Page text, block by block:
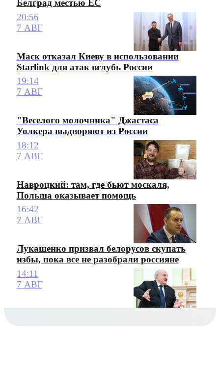
Белград местью ЕС
20:56
7 АВГ
Маск отказал Киеву в использовании
Starlink для атак вглубь России
19:14
7 АВГ
"Веселого молочника" Джастаса
Уолкера выдворяют из России
18:12
7 АВГ
Навроцкий: там, где бьют москаля,
Польша оказывает помощь
16:42
7 АВГ
Лукашенко призвал белорусов скупать
избы, пока все не разобрали россияне
14:11
7 АВГ